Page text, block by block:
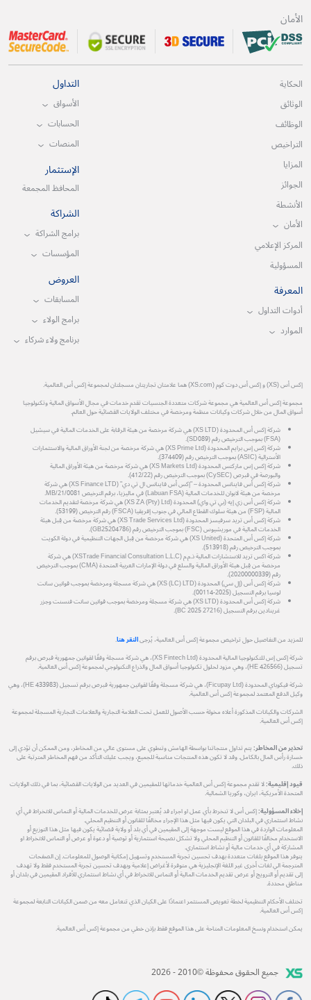
الأمان
الحكاية
الوثائق
الوظائف
التراخيص
المزايا
الجوائز
الأنشطة
الأمان
المركز الإعلامي
المسؤولية
المعرفة
أدوات التداول
الموارد
التداول
الأسواق
الحسابات
المنصات
الإستثمار
المحافظ المجمعة
الشراكة
برامج الشراكة
المؤسسات
العروض
المسابقات
برامج الولاء
برنامج ولاء شركاء
إكس أس (XS) و إكس أس دوت كوم (XS.com) هما علامتان تجاريتان مسجلتان لمجموعة إكس أس العالمية.
مجموعة إكس أس العالمية هي مجموعة شركات متعددة الجنسيات تقدم خدمات في مجال الأسواق المالية وتكنولوجيا
أسواق المال من خلال شركات وكيانات منظمة ومرخصة في مختلف الولايات القضائية حول العالم.
شركة إكس أس المحدودة (XS LTD) هي شركة مرخصة من هيئة الرقابة على الخدمات المالية في سيشيل
(FSA) بموجب الترخيص رقم (SD089).
شركة إكس إس برايم المحدودة (XS Prime Ltd) هي شركة مرخصة من لجنة الأوراق المالية والاستثمارات
الأسترالية (ASIC) بموجب الترخيص رقم (374409).
شركة إكس إس ماركتس المحدودة (XS Markets Ltd) هي شركة مرخصة من هيئة الأوراق المالية
والبورصة في قبرص (CySEC) بموجب الترخيص رقم (412/22).
شركة إكس أس فاينانس المحدودة – "إكس أس فاينانس ال تي دي" (XS Finance LTD) هي شركة
مرخصة من هيئة لابوان للخدمات المالية (Labuan FSA) في ماليزيا، برقم الترخيص MB/21/0081.
شركة إكس أس زي إيه (بي تي واي) المحدودة (XS ZA (Pty) Ltd) هي شركة مرخصة لتقديم الخدمات
المالية (FSP) من هيئة سلوك القطاع المالي في جنوب إفريقيا (FSCA) رقم الترخيص (53199).
شركة إكس أس تريد سرفيسز المحدودة (XS Trade Services Ltd) هي شركة مرخصة من قِبل هيئة
الخدمات المالية في موريشيوس (FSC) بموجب الترخيص رقم (GB25204786).
شركة إكس أس المتحدة (XS United) هي شركة مرخصة من قِبل الجهات التنظيمية في دولة الكويت
بموجب الترخيص رقم (513918).
شركة اكس تريد للاستشارات المالية ذ.م.م (XSTrade Financial Consultation L.L.C) هي شركة
مرخصة من قِبل هيئة الأوراق المالية والسلع في دولة الإمارات العربية المتحدة (CMA) بموجب الترخيص
رقم (20200000339).
شركة إكس أس (إل سي) المحدودة (XS (LC) LTD) هي شركة مسجلة ومرخصة بموجب قوانين سانت
لوسيا برقم التسجيل (2025-00114).
شركة إكس أس المحدودة (XS LTD) هي شركة مسجلة ومرخصة بموجب قوانين سانت فنسنت وجزر
غرينادين برقم التسجيل (27216 BC 2025).
للمزيد من التفاصيل حول تراخيص مجموعة إكس أس العالمية، يُرجىالنقر هنا.
شركة إكس إس للتكنولوجيا المالية المحدودة (XS Fintech Ltd)، هي شركة مسجلة وفقًا لقوانين جمهورية قبرص برقم
تسجيل (HE 426566)، وهي مزود لحلول تكنولوجيا أسواق المال والذراع التكنولوجي لمجموعة إكس أس العالمية.
شركة فيكوباي المحدودة (Ficupay Ltd)، هي شركة مسجلة وفقًا لقوانين جمهورية قبرص برقم تسجيل (HE 433983)، وهي
وكيل الدفع المعتمد لمجموعة إكس أس العالمية.
الشركات والكيانات المذكورة أعلاه مخولة حسب الأصول للعمل تحت العلامة التجارية والعلامات التجارية المسجلة لمجموعة
إكس أس العالمية.
تحذير من المخاطر:يتم تداول منتجاتنا بواسطة الهامش وتنطوي على مستوى عالي من المخاطر، ومن الممكن أن تؤدي إلى
خسارة رأس المال بالكامل. وقد لا تكون هذه المنتجات مناسبة للجميع، ويجب عليك التأكد من فهم المخاطر المترتبة على
ذلك.
قيود إقليمية:لا تقدم مجموعة إكس أس العالمية خدماتها للمقيمين في العديد من الولايات القضائية، بما في ذلك الولايات
المتحدة الأمريكية، ايران، وكوريا الشمالية.
إخلاء المسؤولية:إكس أس لا تنخرط بأي عمل او اجراء قد يُعتبر بمثابة عرض للخدمات المالية أو التماس للانخراط في أي
نشاط استثماري في البلدان التي يكون فيها مثل هذا الإجراء مخالفًا للقانون أو التنظيم المحلي.
المعلومات الواردة في هذا الموقع ليست موجهة إلى المقيمين في أي بلد أو ولاية قضائية يكون فيها مثل هذا التوزيع أو
الاستخدام مخالفًا للقانون أو التنظيم المحلي ولا تشكل نصيحة استثمارية أو توصية أو دعوة أو عرض أو التماس للانخراط او
المشاركة في أي خدمات مالية أو نشاط استثماري.
يتوفر هذا الموقع بلغات متعددة بهدف تحسين تجربة المستخدم وتسهيل إمكانية الوصول للمعلومات. إن الصفحات
المترجمة الي لغات أخرى غير اللغة الإنجليزية هي متوفرة لأغراض إعلامية وبهدف تحسين تجربة المستخدم فقط ولا تهدف
إلى تقديم أو الترويج أو عرض تقديم الخدمات المالية أو التماس للانخراط في أي نشاط استثماري للأفراد المقيمين في بلدان أو
مناطق محددة.
تختلف الأحكام التنظيمية لخطة تعويض المستثمر اعتمادًا على الكيان الذي تتعامل معه من ضمن الكيانات التابعة لمجموعة
إكس أس العالمية.
يمكن استخدام ونسخ المعلومات المتاحة على هذا الموقع فقط بإذن خطي من مجموعة إكس أس العالمية.
جميع الحقوق محفوظة ©2010 - 2026